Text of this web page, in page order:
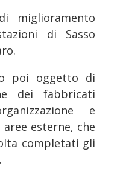
miglioramento
di Sasso
poi oggetto di
dei fabbricati
e
esterne, che
completati gli